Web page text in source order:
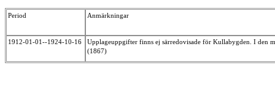
Period Anmärkningar
1912-01-01--1924-10-16
Upplageuppgifter finns ej särredovisade för Kullabygden. I den
(1867)